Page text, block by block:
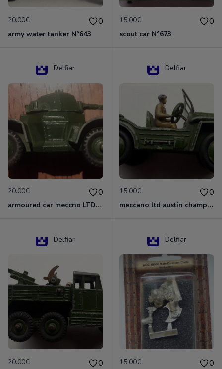
20.00€ 0
army water tanker N°643
15.00€ 0
scout car N°673
Delfiar
20.00€ 0
armoured car meccno LTD N°670
Delfiar
15.00€ 0
meccano ltd austin champ N°674
Delfiar
20.00€ 0
Delfiar
15.00€ 0